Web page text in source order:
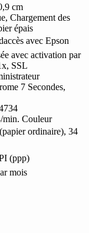
cm
Chargement des
épais
avec Epson
avec activation par
SSL
7 Secondes,
min. Couleur
ordinaire), 34
(ppp)
mois